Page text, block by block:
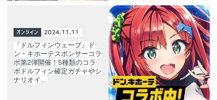
オンライン 2024.11.11
『ドルフィンウェーブ』ド
ン・キホーテスポンサーコラ
ボ第2弾開催！5種類のコラ
ボドルフィン確定ガチャやシ
ナリオイ…